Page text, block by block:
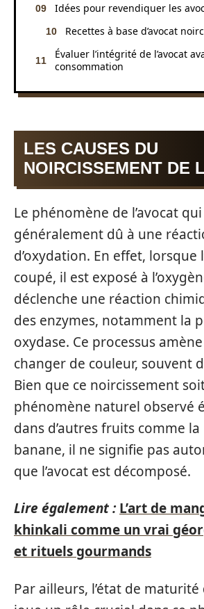
Idées pour revendiquer les
Recettes à base d’avocat
Évaluer l’intégrité de l’avocat
consommation
LES CAUSES DU
NOIRCISSEMENT DE
Le phénomène de l’avocat
généralement dû à une
d’oxydation. En effet, lorsque
coupé, il est exposé à
déclenche une réaction
des enzymes, notamment la
oxydase. Ce processus
changer de couleur, souvent
Bien que ce noircissement
phénomène naturel observé
dans d’autres fruits comme
banane, il ne signifie pas
que l’avocat est décomposé.
Lire également : L’art de
khinkali comme un vrai
et rituels gourmands
Par ailleurs, l’état de maturité